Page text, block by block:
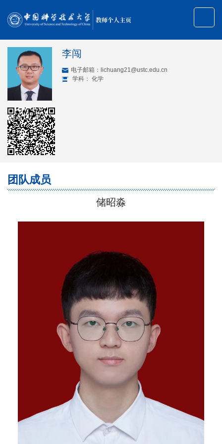
教师个人主页
李闯
电子邮箱： lichuang21@ustc.edu.cn
学科： 化学
团队成员
储昭淼